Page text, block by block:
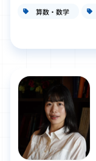
算数・数学